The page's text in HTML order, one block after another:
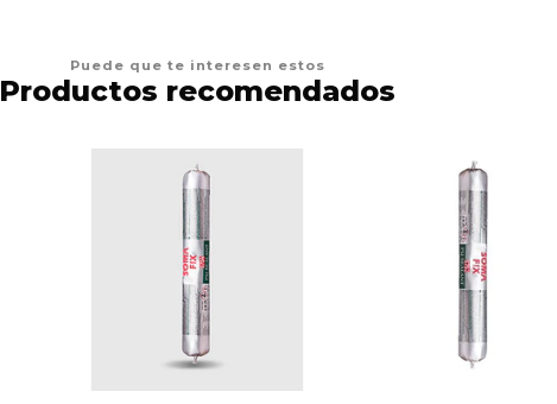
Puede que te interesen estos
Productos recomendados